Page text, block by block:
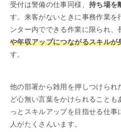
受付は警備の仕事同様、 持ち場を
す。来客がないときに事務作業を
ンター内でできる作業に限られ、
や年収アップにつながるスキルが
す。
他の部署から雑用を押しつけられ
ど心無い言葉をかけられることも
っとスキルアップを目指せる仕事
人がたくさんいます。